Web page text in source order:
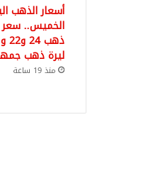
أسعار الذهب
الخميس.. سعر
ليرة ذهب
منذ 19 ساعة